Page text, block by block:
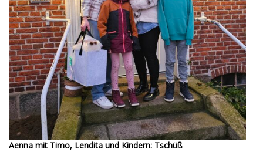
Aenna mit Timo, Lendita und Kindern: Tschüß